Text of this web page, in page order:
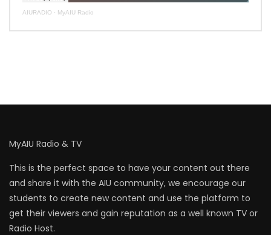
AIURADIO · MyAIU Radio
MyAIU Radio & TV
This is the perfect space to have your content out there
and share it with the AIU community, we encourage our
students to create new content and use the platform to
get their viewers and gain reputation as a well known TV or
Radio Host.